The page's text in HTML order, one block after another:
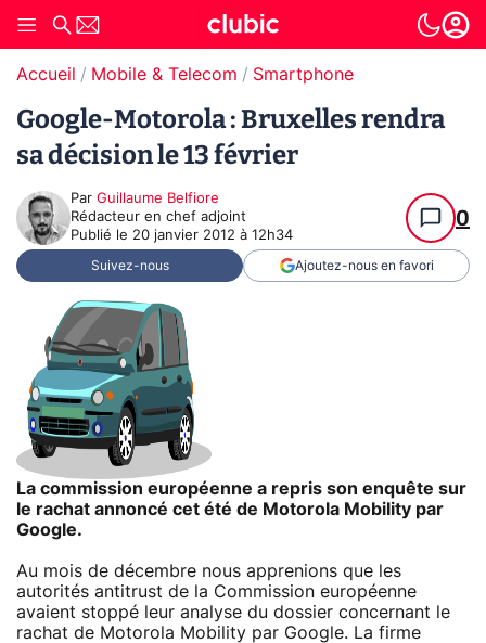
Accueil Mobile & Telecom Smartphone
Google-Motorola : Bruxelles rendra
sa décision le 13 février
Par Guillaume Belfiore
Rédacteur en chef adjoint
Publié le 20 janvier 2012 à 12h34
0
Suivez-nous Ajoutez-nous en favori
La commission européenne a repris son enquête sur
le rachat annoncé cet été de Motorola Mobility par
Google.
Au mois de décembre nous apprenions que les
autorités antitrust de la Commission européenne
avaient stoppé leur analyse du dossier concernant le
rachat de Motorola Mobility par Google. La firme